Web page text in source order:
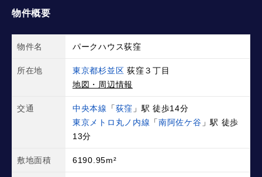
物件概要
物件名 パークハウス荻窪
所在地 東京都杉並区 荻窪３丁目
地図・周辺情報
交通 中央本線 「荻窪 」駅 徒歩14分
東京メトロ丸ノ内線 「南阿佐ケ谷 」駅 徒歩
13分
敷地面積 6190.95m²